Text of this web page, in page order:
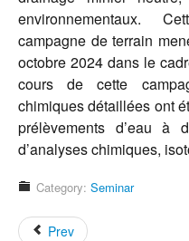
environnementaux.
campagne de terrain
octobre 2024 dans le
cours de cette
chimiques détaillées ont
prélèvements d’eau à
d’analyses chimiques,
Category: Seminar
Prev